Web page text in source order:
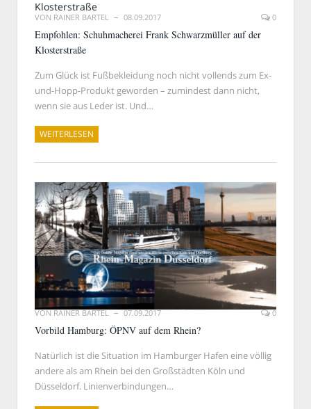
VON RAINER BARTEL 08.09.2017 0
Empfohlen: Schuhmacherei Frank Schwarzmüller auf der
Klosterstraße
Zum Glück ist Fußbekleidung noch nicht vollends zum Ex-
und-Hopp-Produkt geworden – zumindest dann nicht,
wenn sie aus Leder ist. Und…
WEITERLESEN
VONRAINER BARTEL 07.09.2017 0
Vorbild Hamburg: ÖPNV auf dem Rhein?
Natürlich ist die Situation im Hamburger Hafen eine völlig
andere als am Rhein bei den Großstädten Köln und
Düsseldorf. Linienverbindungen…